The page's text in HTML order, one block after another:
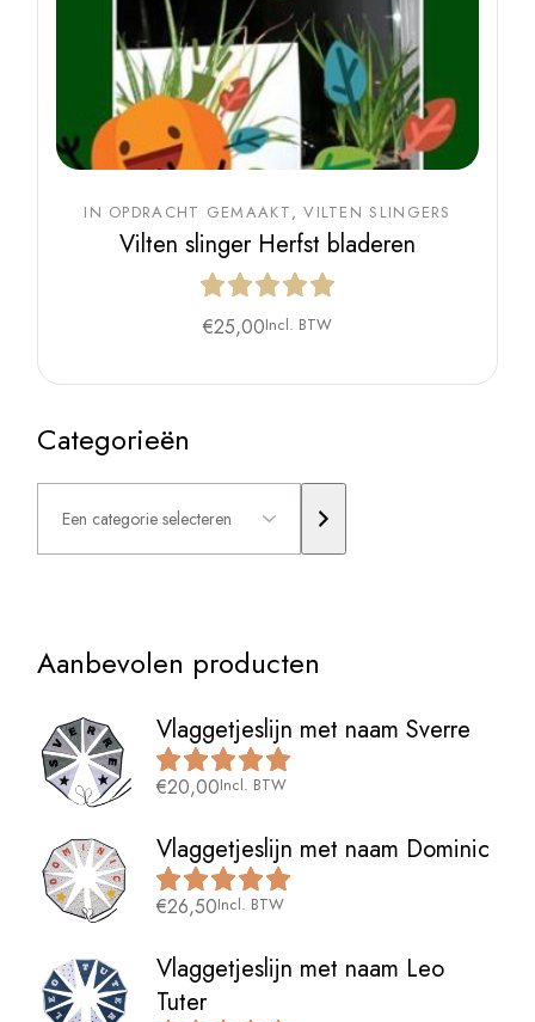
IN OPDRACHT GEMAAKT VILTEN SLINGERS
Vilten slinger Herfst bladeren
€25,00Incl. BTW
Categorieën
Een
categorie
selecteren
Aanbevolen producten
Vlaggetjeslijn met naam Sverre
€20,00Incl. BTW
Vlaggetjeslijn met naam Dominic
€26,50Incl. BTW
Vlaggetjeslijn met naam Leo
Tuter